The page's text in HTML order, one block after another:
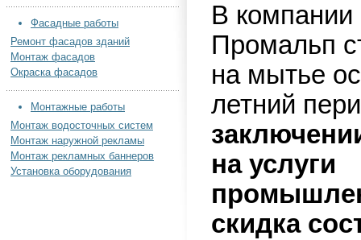
Фасадные работы
Ремонт фасадов зданий
Монтаж фасадов
Окраска фасадов
Монтажные работы
Монтаж водосточных систем
Монтаж наружной рекламы
Монтаж рекламных баннеров
Установка оборудования
В
Промальп
на мытье
летний
на услуги
скидка